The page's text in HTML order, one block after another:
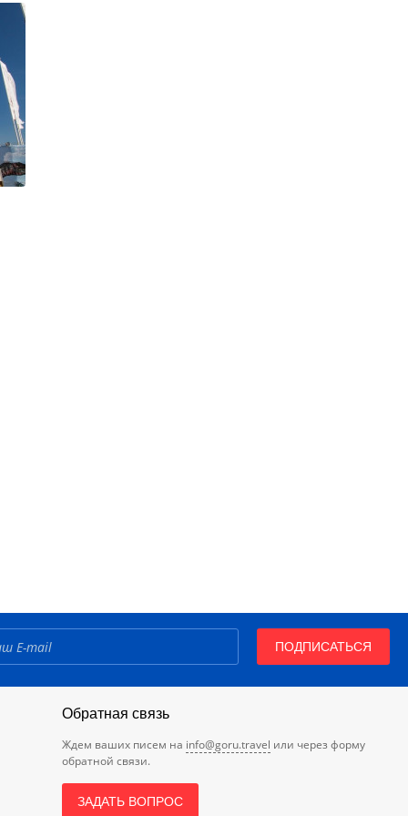
ПОДПИСАТЬСЯ
Обратная связь
Ждем ваших писем на info@goru.travel или через форму
обратной связи.
ЗАДАТЬ ВОПРОС